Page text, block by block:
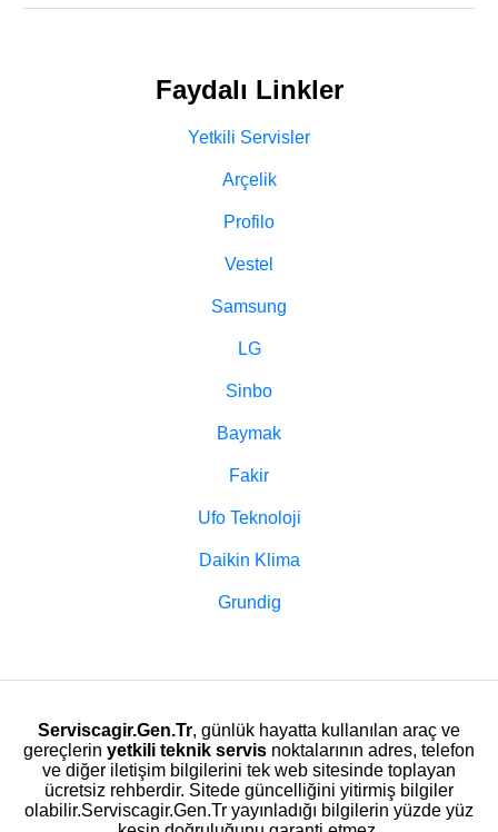
Faydalı Linkler
Yetkili Servisler
Arçelik
Profilo
Vestel
Samsung
LG
Sinbo
Baymak
Fakir
Ufo Teknoloji
Daikin Klima
Grundig
Serviscagir.Gen.Tr, günlük hayatta kullanılan araç ve
gereçlerin yetkili teknik servis noktalarının adres, telefon
ve diğer iletişim bilgilerini tek web sitesinde toplayan
ücretsiz rehberdir. Sitede güncelliğini yitirmiş bilgiler
olabilir.Serviscagir.Gen.Tr yayınladığı bilgilerin yüzde yüz